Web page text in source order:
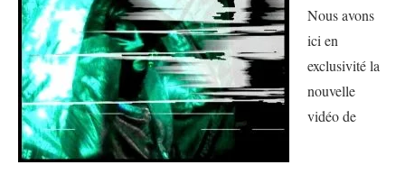
Nous avons
ici en
exclusivité la
nouvelle
vidéo de